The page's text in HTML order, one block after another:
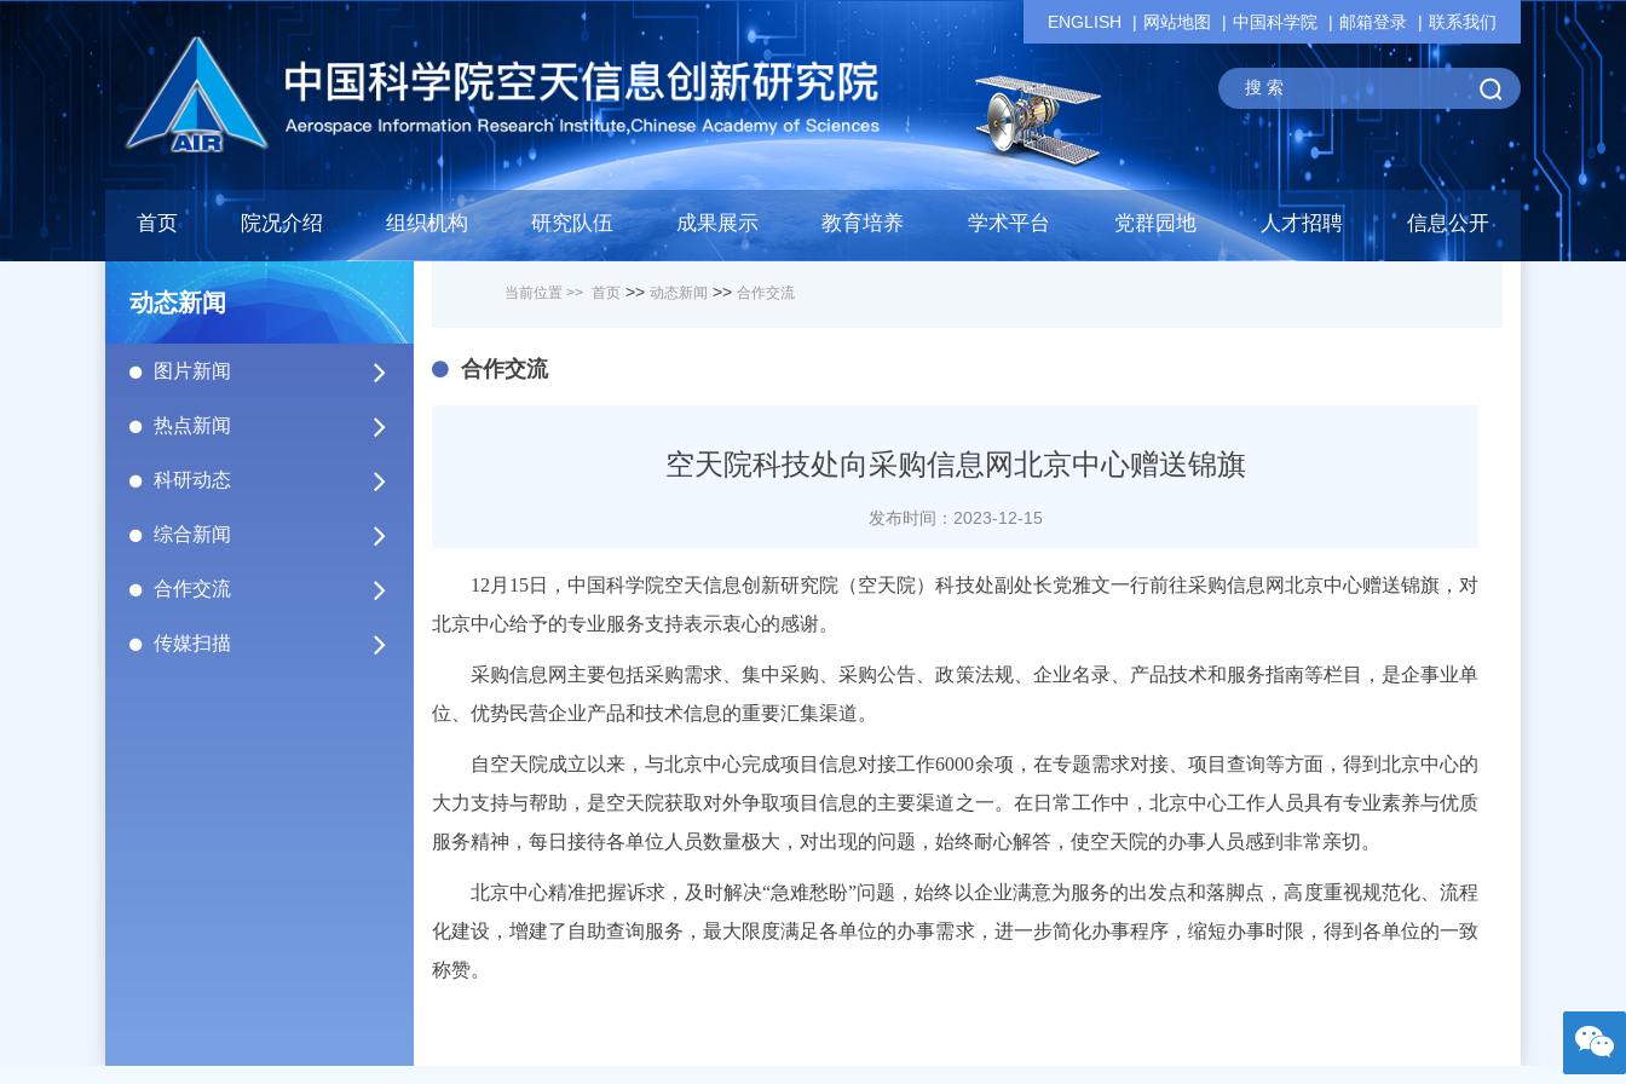
ENGLISH 网站地图 中国科学院 邮箱登录 联系我们
首页 院况介绍 组织机构 研究队伍 成果展示 教育培养 学术平台 党群园地 人才招聘 信息公开
动态新闻
图片新闻
热点新闻
科研动态
综合新闻
合作交流
传媒扫描
当前位置 >> 首页 >> 动态新闻 >> 合作交流
合作交流
空天院科技处向采购信息网北京中心赠送锦旗
发布时间：2023-12-15
12月15日，中国科学院空天信息创新研究院（空天院）科技处副处长党雅文一行前往采购信息网北京中心赠送锦旗，对
北京中心给予的专业服务支持表示衷心的感谢。
采购信息网主要包括采购需求、集中采购、采购公告、政策法规、企业名录、产品技术和服务指南等栏目，是企事业单
位、优势民营企业产品和技术信息的重要汇集渠道。
自空天院成立以来，与北京中心完成项目信息对接工作6000余项，在专题需求对接、项目查询等方面，得到北京中心的
大力支持与帮助，是空天院获取对外争取项目信息的主要渠道之一。在日常工作中，北京中心工作人员具有专业素养与优质
服务精神，每日接待各单位人员数量极大，对出现的问题，始终耐心解答，使空天院的办事人员感到非常亲切。
北京中心精准把握诉求，及时解决“急难愁盼”问题，始终以企业满意为服务的出发点和落脚点，高度重视规范化、流程
化建设，增建了自助查询服务，最大限度满足各单位的办事需求，进一步简化办事程序，缩短办事时限，得到各单位的一致
称赞。